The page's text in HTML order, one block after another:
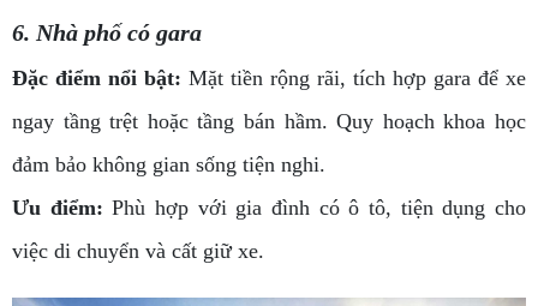
6. Nhà phố có gara
Đặc điểm nổi bật: Mặt tiền rộng rãi, tích hợp gara để xe
ngay tầng trệt hoặc tầng bán hầm. Quy hoạch khoa học
đảm bảo không gian sống tiện nghi.
Ưu điểm: Phù hợp với gia đình có ô tô, tiện dụng cho
việc di chuyển và cất giữ xe.